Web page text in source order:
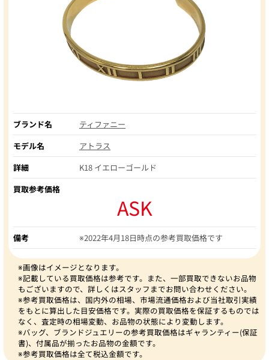
ブランド名
ティファニー
モデル名
アトラス
詳細
K18 イエローゴールド
買取参考価格
ASK
備考 ※2022年4月18日時点の参考買取価格です
※画像はイメージとなります。
※記載している買取価格は参考です。また、一部買取できないお品物
もございますので、詳しくはスタッフまでお問い合わせください。
※参考買取価格は、国内外の相場、市場流通価格および当社取引実績
をもとに算出した目安価格です。実際の買取価格を保証するものでは
なく、査定時の相場変動、お品物の状態により変動します。
※バッグ、ブランドジュエリーの参考買取価格はギャランティー(保証
書)、付属品が揃ったお品物の金額です。
※参考買取価格は全て税込金額です。